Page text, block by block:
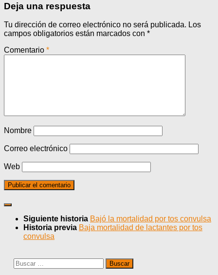
Deja una respuesta
Tu dirección de correo electrónico no será publicada. Los
campos obligatorios están marcados con *
Comentario *
Nombre
Correo electrónico
Web
Siguiente historia Bajó la mortalidad por tos convulsa
Historia previa Baja mortalidad de lactantes por tos
convulsa
Buscar: